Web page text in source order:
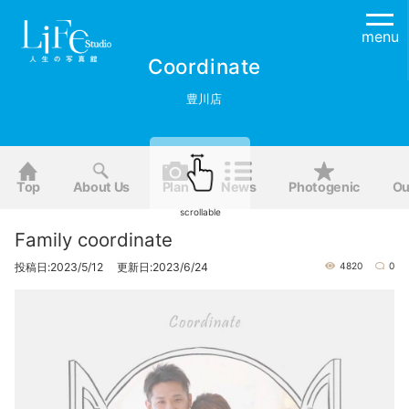
menu
Coordinate
豊川店
Top About Us Plan News Photogenic
Family coordinate
投稿日:2023/5/12 更新日:2023/6/24 4820 0